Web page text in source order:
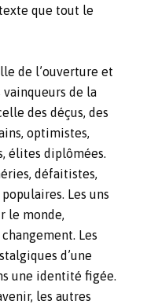
que tout le
de l’ouverture et
de la
des déçus, des
optimistes,
élites diplômées.
défaitistes,
Les uns
le monde,
Les
d’une
une identité figée.
les autres